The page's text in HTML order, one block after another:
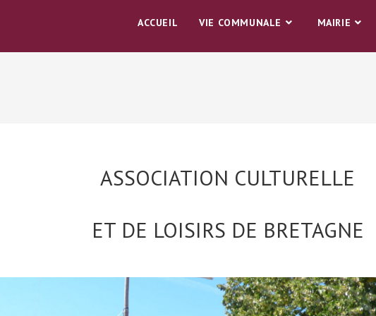
ACCUEIL VIE COMMUNALE MAIRIE
ASSOCIATION CULTURELLE
ET DE LOISIRS DE BRETAGNE